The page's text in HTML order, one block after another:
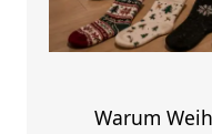
Warum